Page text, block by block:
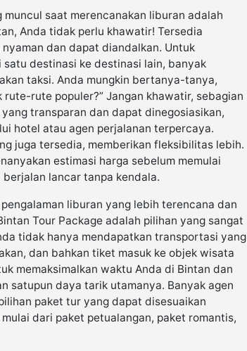
saat merencanakan liburan adalah
Anda tidak perlu khawatir! Tersedia
dan dapat diandalkan. Untuk
destinasi ke destinasi lain, banyak
taksi. Anda mungkin bertanya-tanya,
rute-rute populer?” Jangan khawatir, sebagian
transparan dan dapat dinegosiasikan,
hotel atau agen perjalanan terpercaya.
juga tersedia, memberikan fleksibilitas lebih.
estimasi harga sebelum memulai
lancar tanpa kendala.
liburan yang lebih terencana dan
Tour Package adalah pilihan yang sangat
tidak hanya mendapatkan transportasi yang
dan bahkan tiket masuk ke objek wisata
memaksimalkan waktu Anda di Bintan dan
satupun daya tarik utamanya. Banyak agen
paket tur yang dapat disesuaikan
dari paket petualangan, paket romantis,